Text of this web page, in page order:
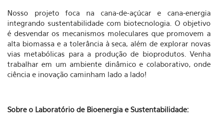
Nosso projeto foca na cana-de-açúcar e cana-energia
integrando sustentabilidade com biotecnologia. O objetivo
é desvendar os mecanismos moleculares que promovem a
alta biomassa e a tolerância à seca, além de explorar novas
vias metabólicas para a produção de bioprodutos. Venha
trabalhar em um ambiente dinâmico e colaborativo, onde
ciência e inovação caminham lado a lado!
Sobre o Laboratório de Bioenergia e Sustentabilidade: